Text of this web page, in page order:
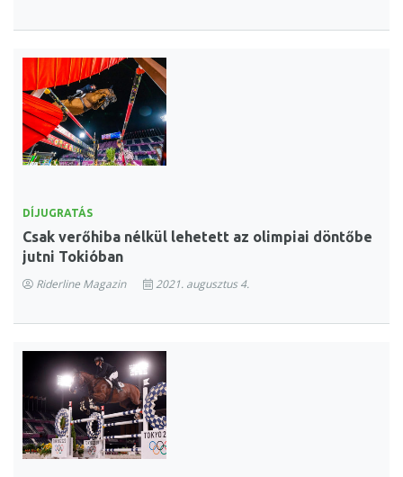
DÍJUGRATÁS
Csak verőhiba nélkül lehetett az olimpiai döntőbe
jutni Tokióban
Riderline Magazin 2021. augusztus 4.